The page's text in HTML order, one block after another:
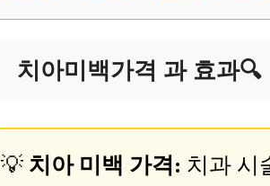
치아미백가격 과 효과🔍
💡 치아 미백 가격: 치과 시